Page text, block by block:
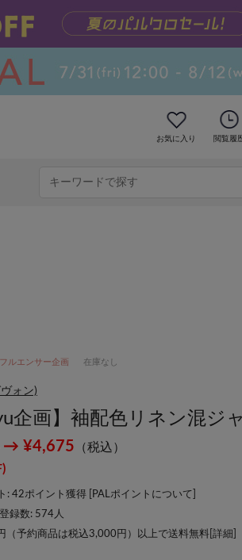
お気に入り 閲覧履
ルエンサー企画 在庫なし
ヴォン)
企画】袖配色リネン混ジ
→ ¥4,675 （税込）
: 42ポイント獲得 [ PALポイントについて
録数: 574 人
（予約商品は税込3,000円）以上で送料無料[ 詳細